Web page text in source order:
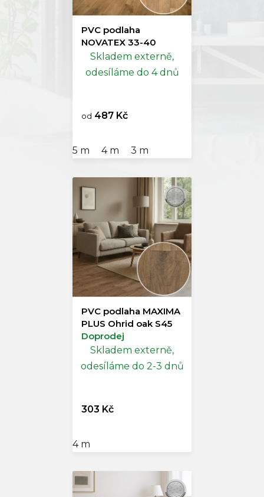
PVC podlaha
NOVATEX 33-40
Skladem externě,
odesíláme do 4 dnů
od 487 Kč
5 m 4 m 3 m
PVC podlaha MAXIMA
PLUS Ohrid oak S45
Doprodej
Skladem externě,
odesíláme do 2-3 dnů
303 Kč
4 m